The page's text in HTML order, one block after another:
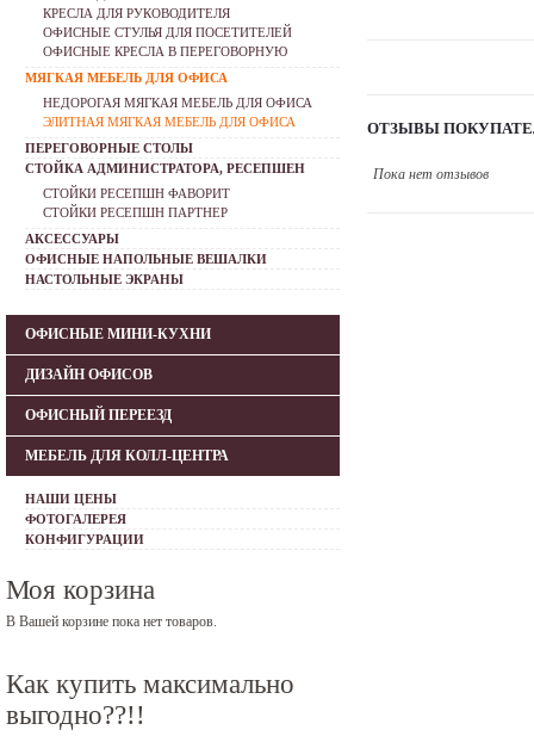
ОТЗЫВЫ
Пока нет отзывов
КРЕСЛА ДЛЯ РУКОВОДИТЕЛЯ
ОФИСНЫЕ СТУЛЬЯ ДЛЯ ПОСЕТИТЕЛЕЙ
ОФИСНЫЕ КРЕСЛА В ПЕРЕГОВОРНУЮ
МЯГКАЯ МЕБЕЛЬ ДЛЯ ОФИСА
НЕДОРОГАЯ МЯГКАЯ МЕБЕЛЬ ДЛЯ ОФИСА
ЭЛИТНАЯ МЯГКАЯ МЕБЕЛЬ ДЛЯ ОФИСА
ПЕРЕГОВОРНЫЕ СТОЛЫ
СТОЙКА АДМИНИСТРАТОРА, РЕСЕПШЕН
СТОЙКИ РЕСЕПШН ФАВОРИТ
СТОЙКИ РЕСЕПШН ПАРТНЕР
АКСЕССУАРЫ
ОФИСНЫЕ НАПОЛЬНЫЕ ВЕШАЛКИ
НАСТОЛЬНЫЕ ЭКРАНЫ
ОФИСНЫЕ МИНИ-КУХНИ
ДИЗАЙН ОФИСОВ
ОФИСНЫЙ ПЕРЕЕЗД
МЕБЕЛЬ ДЛЯ КОЛЛ-ЦЕНТРА
НАШИ ЦЕНЫ
ФОТОГАЛЕРЕЯ
КОНФИГУРАЦИИ
Моя корзина
В Вашей корзине пока нет товаров.
Как купить максимально
выгодно??!!